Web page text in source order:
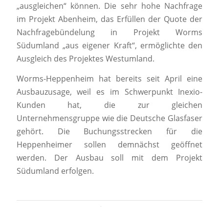
„ausgleichen“ können. Die sehr hohe Nachfrage
im Projekt Abenheim, das Erfüllen der Quote der
Nachfragebündelung in Projekt Worms
Südumland „aus eigener Kraft“, ermöglichte den
Ausgleich des Projektes Westumland.
Worms-Heppenheim hat bereits seit April eine
Ausbauzusage, weil es im Schwerpunkt Inexio-
Kunden hat, die zur gleichen
Unternehmensgruppe wie die Deutsche Glasfaser
gehört. Die Buchungsstrecken für die
Heppenheimer sollen demnächst geöffnet
werden. Der Ausbau soll mit dem Projekt
Südumland erfolgen.